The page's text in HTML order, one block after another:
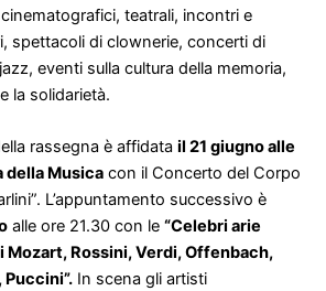
teatrali, incontri e
spettacoli di clownerie, concerti di
eventi sulla cultura della memoria,
la solidarietà.
rassegna è affidata il 21 giugno alle
della Musica con il Concerto del Corpo
L’appuntamento successivo è
alle ore 21.30 con le “Celebri arie
Mozart, Rossini, Verdi, Offenbach,
In scena gli artisti